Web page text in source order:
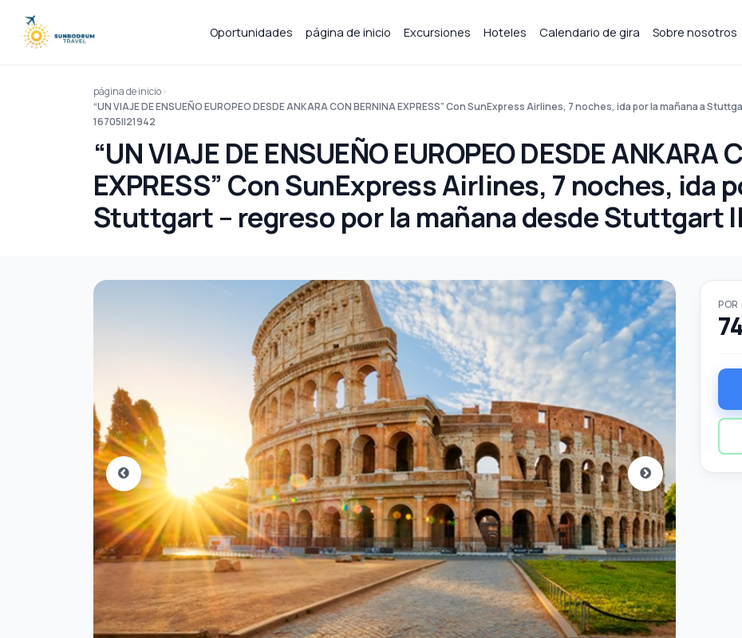
Oportunidades página de inicio Excursiones Hoteles Calendario de gira Sobre nosotros
página de inicio
“UN VIAJE DE ENSUEÑO EUROPEO DESDE ANKARA CON BERNINA EXPRESS” Con SunExpress Airlines, 7 noches, ida por la mañana a
16705||21942
“UN VIAJE DE ENSUEÑO EUROPEO DESDE ANKARA
EXPRESS” Con SunExpress Airlines, 7 noches, ida
Stuttgart – regreso por la mañana desde Stuttgart